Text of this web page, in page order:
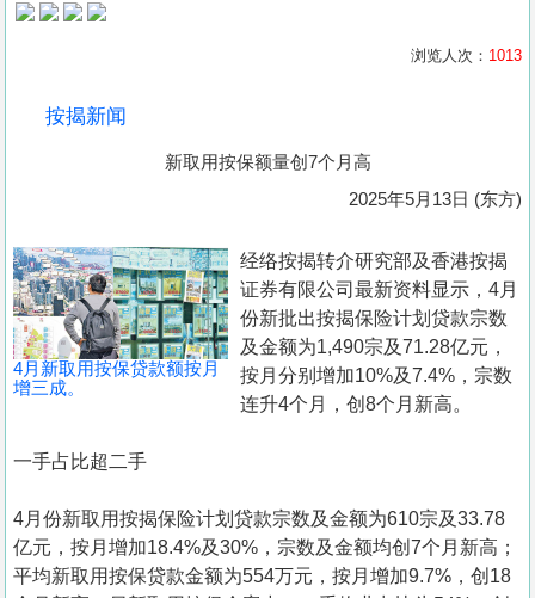
产
置
业
手
册
於
们
浏览人次： 1013
按揭新闻
新取用按保额量创7个月高
2025年5月13日 (东方)
4月新取用按保贷款额按月
增三成。
经络按揭转介研究部及香港按揭
证券有限公司最新资料显示，4月
份新批出按揭保险计划贷款宗数
及金额为1,490宗及71.28亿元，
按月分别增加10%及7.4%，宗数
连升4个月，创8个月新高。
一手占比超二手
4月份新取用按揭保险计划贷款宗数及金额为610宗及33.78
亿元，按月增加18.4%及30%，宗数及金额均创7个月新高；
平均新取用按保贷款金额为554万元，按月增加9.7%，创18